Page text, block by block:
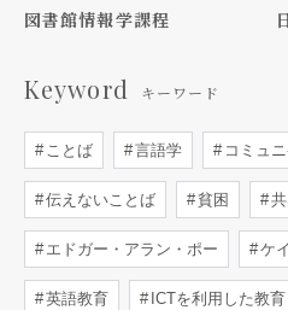
図書館情報学課程
Keyword キーワード
ことば 言語学 コミュニ
伝えないことば 貧困 共
エドガー・アラン・ポー ケ
英語教育 ICTを利用した教育